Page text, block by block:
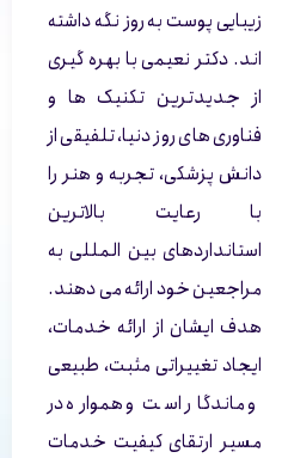
زیبایی پوست به روز نگه داشته
اند. دکتر نعیمی با بهره گیری
از جدیدترین تکنیک ها و
فناوری های روز دنیا، تلفیقی از
دانش پزشکی، تجربه و هنر را
با رعایت بالاترین
استانداردهای بین المللی به
مراجعین خود ارائه می دهند.
هدف ایشان از ارائه خدمات،
ایجاد تغییراتی مثبت، طبیعی
و ماندگار است و همواره در
مسیر ارتقای کیفیت خدمات